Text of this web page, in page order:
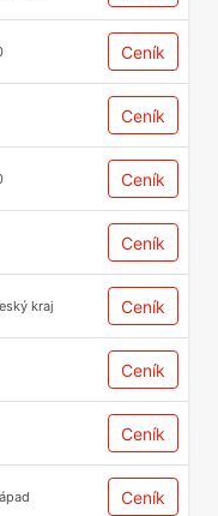
Ceník
Ceník
Ceník
Ceník
kraj Ceník
Ceník
Ceník
Ceník